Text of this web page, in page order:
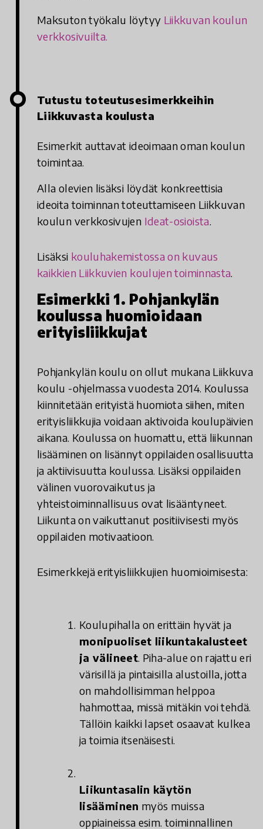
Maksuton työkalu löytyy Liikkuvan koulun
verkkosivuilta.
Tutustu toteutusesimerkkeihin
Liikkuvasta koulusta
Esimerkit auttavat ideoimaan oman koulun
toimintaa.
Alla olevien lisäksi löydät konkreettisia
ideoita toiminnan toteuttamiseen Liikkuvan
koulun verkkosivujen Ideat-osioista.
Lisäksi kouluhakemistossa on kuvaus
kaikkien Liikkuvien koulujen toiminnasta.
Esimerkki 1. Pohjankylän
koulussa huomioidaan
erityisliikkujat
Pohjankylän koulu on ollut mukana Liikkuva
koulu -ohjelmassa vuodesta 2014. Koulussa
kiinnitetään erityistä huomiota siihen, miten
erityisliikkujia voidaan aktivoida koulupäivien
aikana. Koulussa on huomattu, että liikunnan
lisääminen on lisännyt oppilaiden osallisuutta
ja aktiivisuutta koulussa. Lisäksi oppilaiden
välinen vuorovaikutus ja
yhteistoiminnallisuus ovat lisääntyneet.
Liikunta on vaikuttanut positiivisesti myös
oppilaiden motivaatioon.
Esimerkkejä erityisliikkujien huomioimisesta:
Koulupihalla on erittäin hyvät ja
monipuoliset liikuntakalusteet
ja välineet. Piha-alue on rajattu eri
värisillä ja pintaisilla alustoilla, jotta
on mahdollisimman helppoa
hahmottaa, missä mitäkin voi tehdä.
Tällöin kaikki lapset osaavat kulkea
ja toimia itsenäisesti.
Liikuntasalin käytön
lisääminen myös muissa
oppiaineissa esim. toiminnallinen